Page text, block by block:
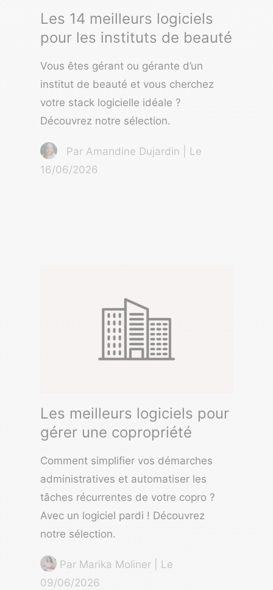
Les 14 meilleurs logiciels
pour les instituts de beauté
Vous êtes gérant ou gérante d’un
institut de beauté et vous cherchez
votre stack logicielle idéale ?
Découvrez notre sélection.
Par Amandine Dujardin | Le
16/06/2026
Les meilleurs logiciels pour
gérer une copropriété
Comment simplifier vos démarches
administratives et automatiser les
tâches récurrentes de votre copro ?
Avec un logiciel pardi ! Découvrez
notre sélection.
Par Marika Moliner | Le
09/06/2026